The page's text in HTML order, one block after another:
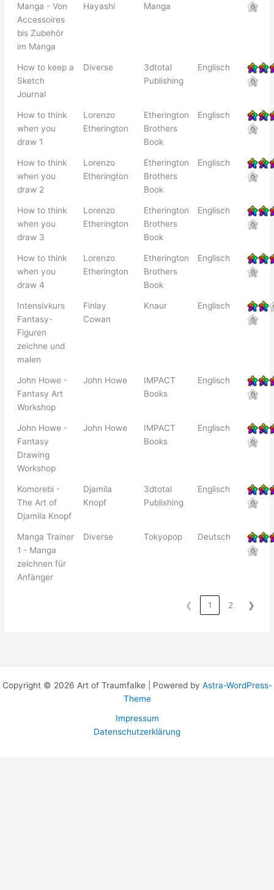
Manga - Von
Accessoires
bis Zubehör
im Manga
Hayashi
Manga
How to keep a
Sketch
Journal
Diverse
3dtotal
Publishing
Englisch
How to think
when you
draw 1
Lorenzo
Etherington
Etherington
Brothers
Book
Englisch
How to think
when you
draw 2
Lorenzo
Etherington
Etherington
Brothers
Book
Englisch
How to think
when you
draw 3
Lorenzo
Etherington
Etherington
Brothers
Book
Englisch
How to think
when you
draw 4
Lorenzo
Etherington
Etherington
Brothers
Book
Englisch
Intensivkurs
Fantasy-
Figuren
zeichne und
malen
Finlay
Cowan
Knaur Englisch
John Howe -
Fantasy Art
Workshop
John Howe
IMPACT
Books
Englisch
John Howe -
Fantasy
Drawing
Workshop
John Howe
IMPACT
Books
Englisch
Komorebi -
The Art of
Djamila Knopf
Djamila
Knopf
3dtotal
Publishing
Englisch
Manga Trainer
1 - Manga
zeichnen für
Anfänger
Diverse Tokyopop Deutsch
❮ 1 2 ❯
Copyright © 2026 Art of Traumfalke | Powered by Astra-WordPress-
Theme
Impressum
Datenschutzerklärung